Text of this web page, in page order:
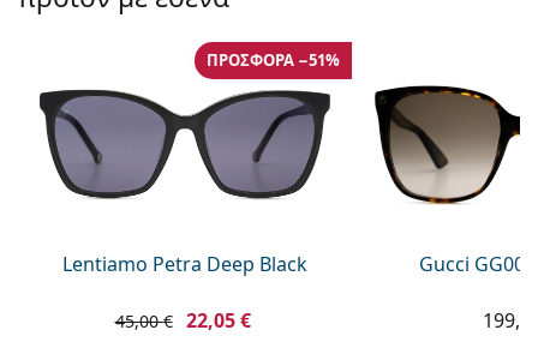
Persol
Όλες οι μάρκες
Lentiamo Petra Deep Black
ΠΡΟΣΦΟΡΆ −51%
45,00 € 22,05 €
Gucci